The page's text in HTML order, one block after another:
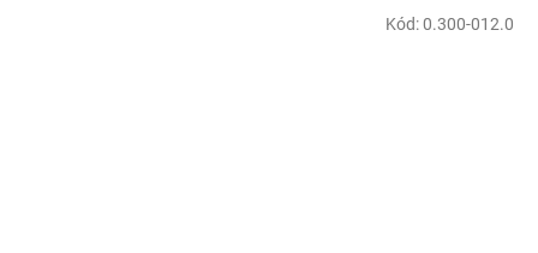
Kód:0.300-012.0